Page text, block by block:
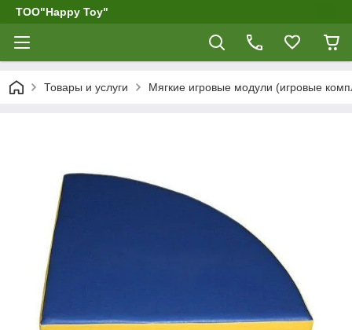
ТОО"Happy Toy"
Товары и услуги Мягкие игровые модули (игровые